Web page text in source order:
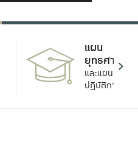
แผน
ยุทธศาสตร์
และแผน
ปฏิบัติการ